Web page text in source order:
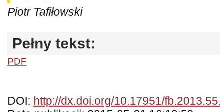
Piotr Tafiłowski
Pełny tekst:
PDF
DOI: http://dx.doi.org/10.17951/